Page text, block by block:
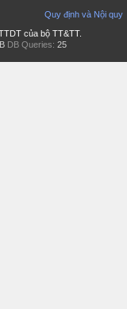
Quy định và Nội quy
của bộ TT&TT.
DB Queries: 25